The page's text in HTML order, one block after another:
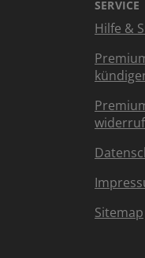
SERVICE
Hilfe &
Sitemap